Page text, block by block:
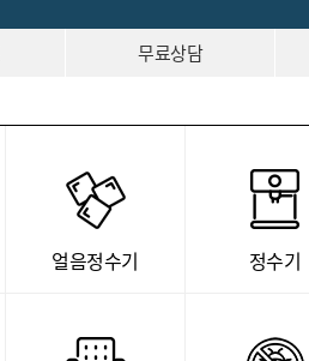
무료상담
얼음정수기 정수기